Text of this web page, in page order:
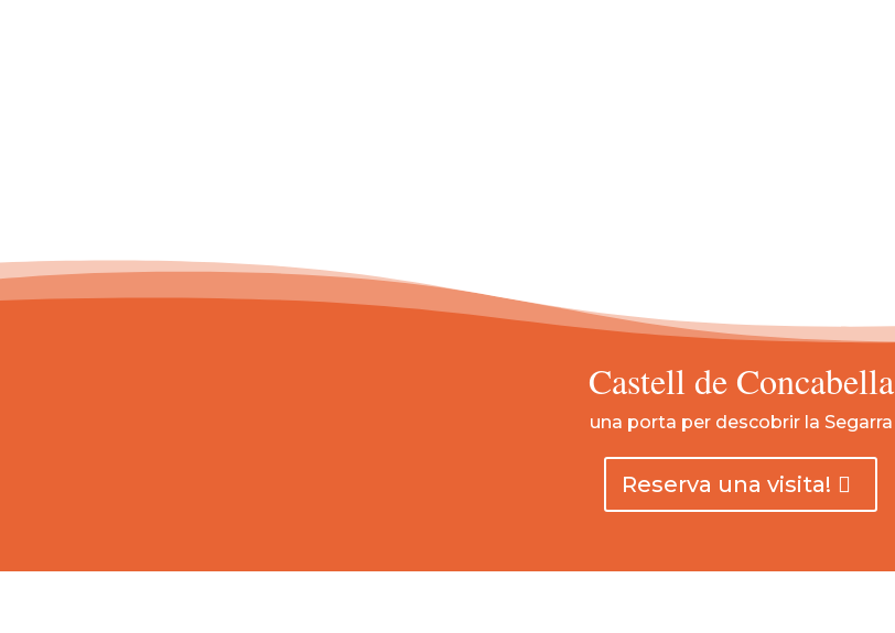
Castell de Concabella
una porta per descobrir la Segarra
Reserva una visita!